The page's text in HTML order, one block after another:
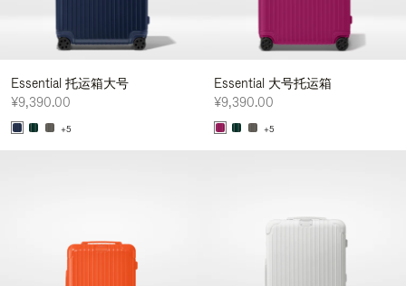
Essential 托运箱大号
¥9,390.00
+5
Essential 大号托运箱
¥9,390.00
+5